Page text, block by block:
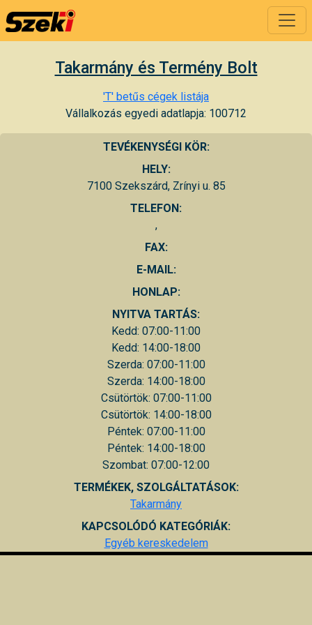
Takarmány és Termény Bolt
'T' betűs cégek listája
Vállalkozás egyedi adatlapja: 100712
TEVÉKENYSÉGI KÖR:
HELY:
7100 Szekszárd, Zrínyi u. 85
TELEFON:
,
FAX:
E-MAIL:
HONLAP:
NYITVA TARTÁS:
Kedd: 07:00-11:00
Kedd: 14:00-18:00
Szerda: 07:00-11:00
Szerda: 14:00-18:00
Csütörtök: 07:00-11:00
Csütörtök: 14:00-18:00
Péntek: 07:00-11:00
Péntek: 14:00-18:00
Szombat: 07:00-12:00
TERMÉKEK, SZOLGÁLTATÁSOK:
Takarmány
KAPCSOLÓDÓ KATEGÓRIÁK:
Egyéb kereskedelem